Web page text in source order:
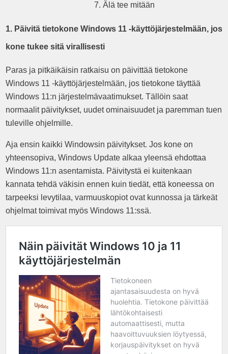
Älä tee mitään
1. Päivitä tietokone Windows 11 -käyttöjärjestelmään, jos
kone tukee sitä virallisesti
Paras ja pitkäikäisin ratkaisu on päivittää tietokone
Windows 11 -käyttöjärjestelmään, jos tietokone täyttää
Windows 11:n järjestelmävaatimukset. Tällöin saat
normaalit päivitykset, uudet ominaisuudet ja paremman tuen
tuleville ohjelmille.
Aja ensin kaikki Windowsin päivitykset. Jos kone on
yhteensopiva, Windows Update alkaa yleensä ehdottaa
Windows 11:n asentamista. Päivitystä ei kuitenkaan
kannata tehdä väkisin ennen kuin tiedät, että koneessa on
tarpeeksi levytilaa, varmuuskopiot ovat kunnossa ja tärkeät
ohjelmat toimivat myös Windows 11:ssä.